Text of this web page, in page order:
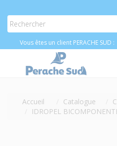
Vous êtes un client PERACHE SUD :
Accueil Catalogue
IDROPEL